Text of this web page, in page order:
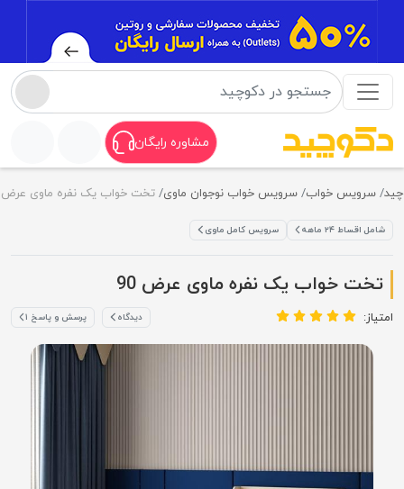
مشاوره رایگان
سرویس خواب سرویس خواب نوجوان ماوی تخت خواب یک نفره ماوی عرض 90
شامل اقساط ۲۴ ماهه سرویس کامل ماوی
تخت خواب یک نفره ماوی عرض 90
دیدگاه پرسش و پاسخ ۱